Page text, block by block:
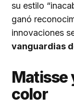
su estilo
ganó
innovaciones
vanguardias
Matisse
color